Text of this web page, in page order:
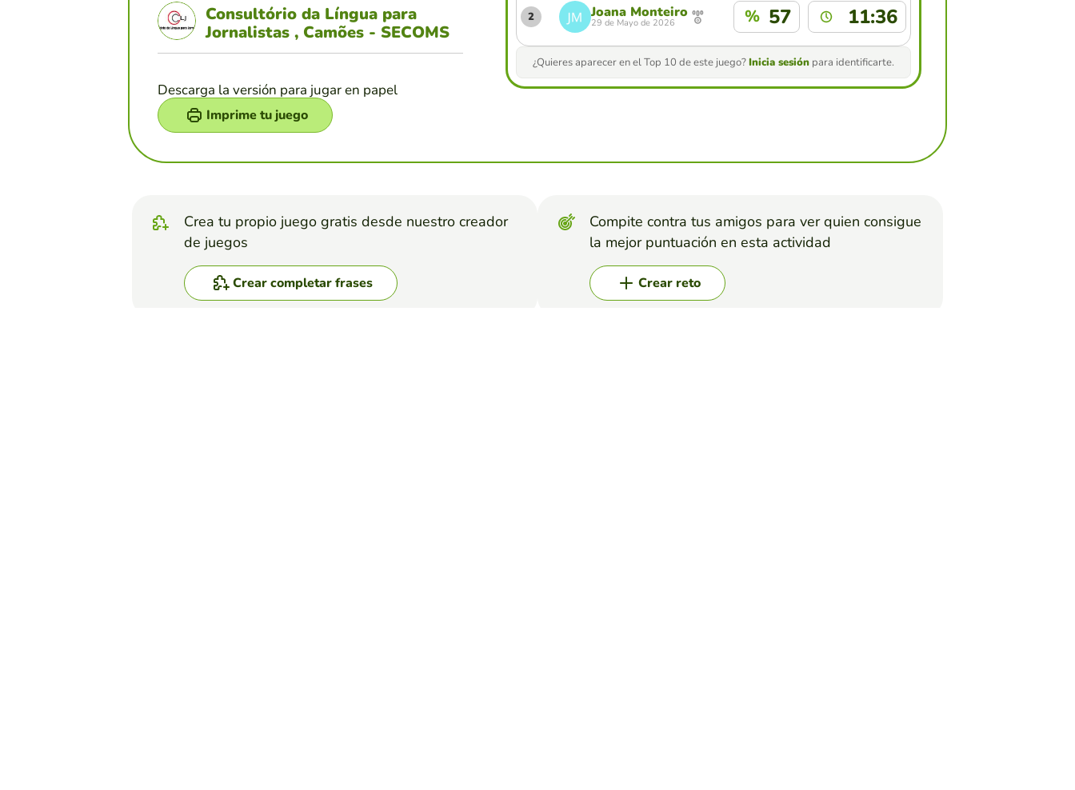
Consultório da Língua para
Jornalistas , Camões - SECOMS
Descarga la versión para jugar en papel
Imprime tu juego
2 Joana Monteiro
29 de Mayo de 2026 % 57 11:36
¿Quieres aparecer en el Top 10 de este juego?Inicia sesión para identificarte.
Crea tu propio juego gratis desde nuestro creador
de juegos
Crear completar frases
Compite contra tus amigos para ver quien consigue
la mejor puntuación en esta actividad
Crear reto